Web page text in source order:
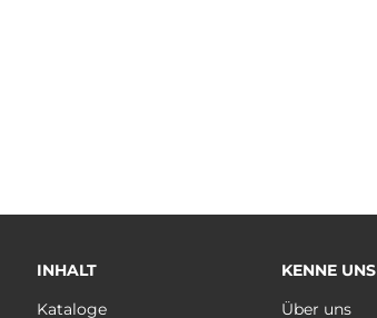
INHALT
Kataloge
KENNE UNS
Über uns